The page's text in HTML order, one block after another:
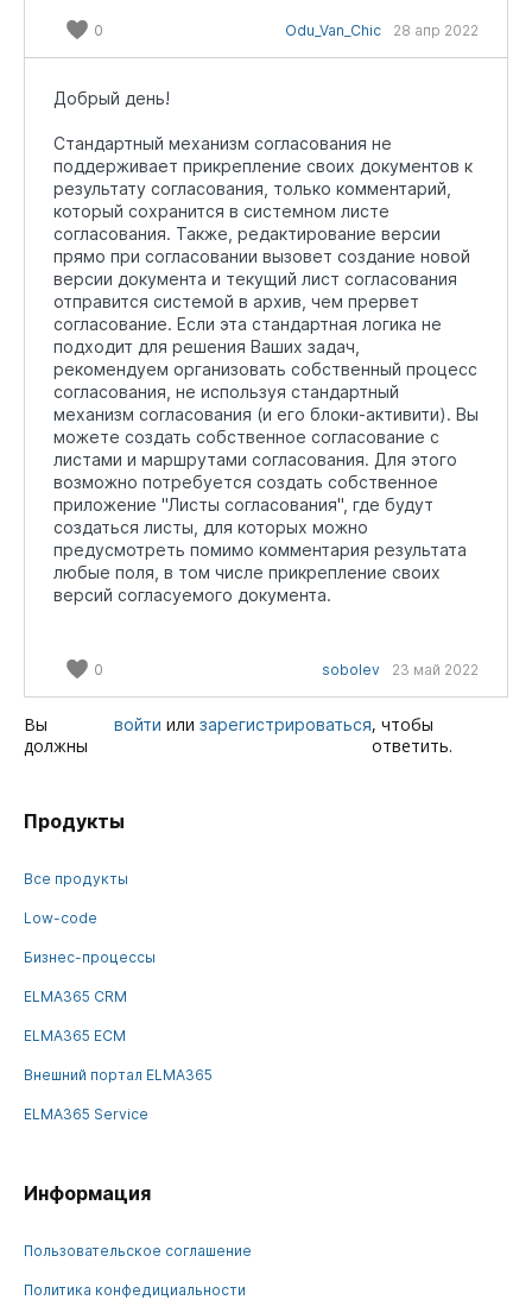
0 Odu_Van_Chic 28 апр 2022
Добрый день!
Стандартный механизм согласования не
поддерживает прикрепление своих документов к
результату согласования, только комментарий,
который сохранится в системном листе
согласования. Также, редактирование версии
прямо при согласовании вызовет создание новой
версии документа и текущий лист согласования
отправится системой в архив, чем прервет
согласование. Если эта стандартная логика не
подходит для решения Ваших задач,
рекомендуем организовать собственный процесс
согласования, не используя стандартный
механизм согласования (и его блоки-активити). Вы
можете создать собственное согласование с
листами и маршрутами согласования. Для этого
возможно потребуется создать собственное
приложение "Листы согласования", где будут
создаться листы, для которых можно
предусмотреть помимо комментария результата
любые поля, в том числе прикрепление своих
версий согласуемого документа.
0 sobolev 23 май 2022
Вы
должны
войти илизарегистрироваться, чтобы
ответить.
Продукты
Все продукты
Low-code
Бизнес-процессы
ELMA365 CRM
ELMA365 ECM
Внешний портал ELMA365
ELMA365 Service
Информация
Пользовательское соглашение
Политика конфедициальности